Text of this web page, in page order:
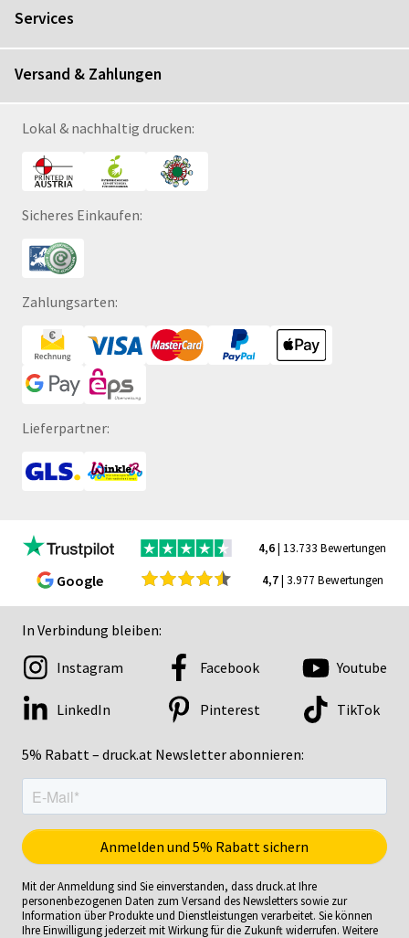
Services
Versand & Zahlungen
Lokal & nachhaltig drucken:
Sicheres Einkaufen:
Zahlungsarten:
Lieferpartner:
4,6| 13.733 Bewertungen
Google 4,7| 3.977 Bewertungen
In Verbindung bleiben:
5% Rabatt – druck.at Newsletter abonnieren:
Instagram Facebook Youtube
LinkedIn Pinterest TikTok
Mit der Anmeldung sind Sie einverstanden, dass druck.at Ihre
personenbezogenen Daten zum Versand des Newsletters sowie zur
Information über Produkte und Dienstleistungen verarbeitet. Sie können
Ihre Einwilligung jederzeit mit Wirkung für die Zukunft widerrufen. Weitere